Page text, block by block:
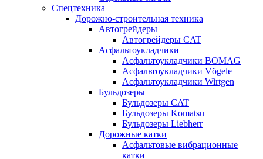
Спецтехника
Дорожно-строительная техника
Автогрейдеры
Автогрейдеры CAT
Асфальтоукладчики
Асфальтоукладчики BOMAG
Асфальтоукладчики Vögele
Асфальтоукладчики Wirtgen
Бульдозеры
Бульдозеры CAT
Бульдозеры Komatsu
Бульдозеры Liebherr
Дорожные катки
Асфальтовые вибрационные
катки